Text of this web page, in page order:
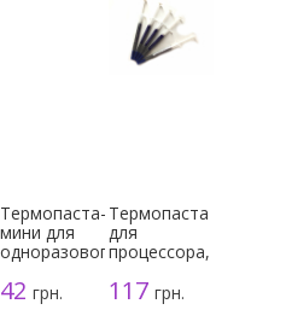
Термопаста-
мини для
одноразового
42 грн.
Термопаста
для
процессора,
117грн.